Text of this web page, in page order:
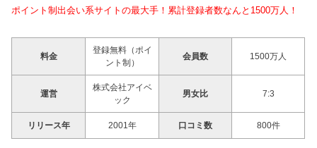
ポイント制出会い系サイトの最大手！累計登録者数なんと1500万人！
料金
登録無料（ポイ
ント制）
会員数 1500万人
運営
株式会社アイベ
ック
男女比 7:3
リリース年 2001年 口コミ数 800件